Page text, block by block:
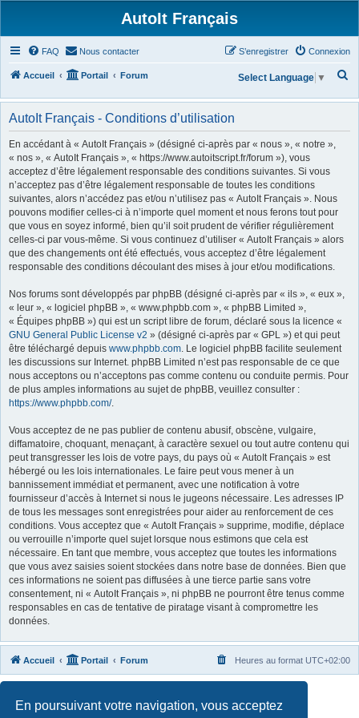
En poursuivant votre navigation, vous acceptez
AutoIt Français
FAQ Nous contacter Connexion
S’enregistrer
Accueil Portail Forum
h
Select Language ▼
AutoIt Français - Conditions d’utilisation
En accédant à « AutoIt Français » (désigné ci-après par « nous », « notre »,
« nos », « AutoIt Français », « https://www.autoitscript.fr/forum »), vous
acceptez d’être légalement responsable des conditions suivantes. Si vous
n’acceptez pas d’être légalement responsable de toutes les conditions
suivantes, alors n’accédez pas et/ou n’utilisez pas « AutoIt Français ». Nous
pouvons modifier celles-ci à n’importe quel moment et nous ferons tout pour
que vous en soyez informé, bien qu’il soit prudent de vérifier régulièrement
celles-ci par vous-même. Si vous continuez d’utiliser « AutoIt Français » alors
que des changements ont été effectués, vous acceptez d’être légalement
responsable des conditions découlant des mises à jour et/ou modifications.
Nos forums sont développés par phpBB (désigné ci-après par « ils », « eux »,
« leur », « logiciel phpBB », « www.phpbb.com », « phpBB Limited »,
« Équipes phpBB ») qui est un script libre de forum, déclaré sous la licence «
GNU General Public License v2 » (désigné ci-après par « GPL ») et qui peut
être téléchargé depuis www.phpbb.com. Le logiciel phpBB facilite seulement
les discussions sur Internet. phpBB Limited n’est pas responsable de ce que
nous acceptons ou n’acceptons pas comme contenu ou conduite permis. Pour
de plus amples informations au sujet de phpBB, veuillez consulter :
https://www.phpbb.com/.
Vous acceptez de ne pas publier de contenu abusif, obscène, vulgaire,
diffamatoire, choquant, menaçant, à caractère sexuel ou tout autre contenu qui
peut transgresser les lois de votre pays, du pays où « AutoIt Français » est
hébergé ou les lois internationales. Le faire peut vous mener à un
bannissement immédiat et permanent, avec une notification à votre
fournisseur d’accès à Internet si nous le jugeons nécessaire. Les adresses IP
de tous les messages sont enregistrées pour aider au renforcement de ces
conditions. Vous acceptez que « AutoIt Français » supprime, modifie, déplace
ou verrouille n’importe quel sujet lorsque nous estimons que cela est
nécessaire. En tant que membre, vous acceptez que toutes les informations
que vous avez saisies soient stockées dans notre base de données. Bien que
ces informations ne soient pas diffusées à une tierce partie sans votre
consentement, ni « AutoIt Français », ni phpBB ne pourront être tenus comme
responsables en cas de tentative de piratage visant à compromettre les
données.
Accueil Portail Forum Heures au format UTC+02:00
Traduit parphpBB-fr.com